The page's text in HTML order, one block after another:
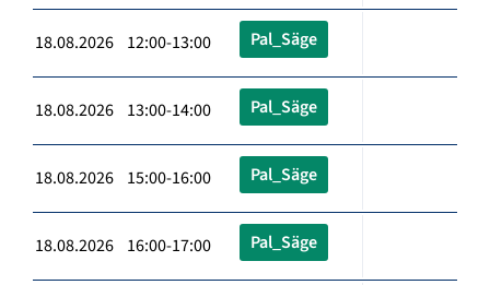
18.08.2026 12:00-13:00 Pal_Säge
18.08.2026 13:00-14:00 Pal_Säge
18.08.2026 15:00-16:00 Pal_Säge
18.08.2026 16:00-17:00 Pal_Säge